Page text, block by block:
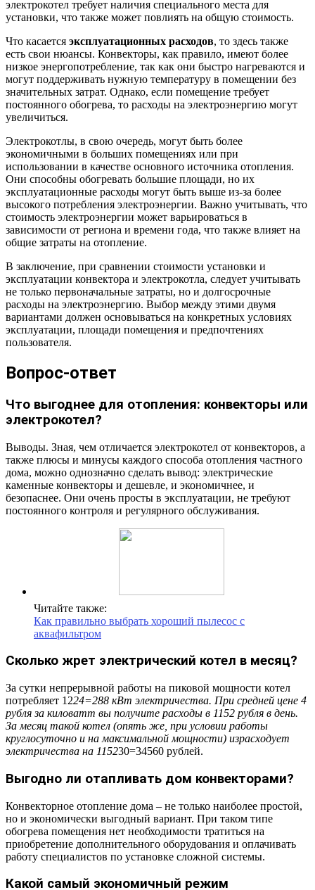
электрокотел требует наличия специального места для
установки, что также может повлиять на общую стоимость.
Что касается эксплуатационных расходов, то здесь также
есть свои нюансы. Конвекторы, как правило, имеют более
низкое энергопотребление, так как они быстро нагреваются и
могут поддерживать нужную температуру в помещении без
значительных затрат. Однако, если помещение требует
постоянного обогрева, то расходы на электроэнергию могут
увеличиться.
Электрокотлы, в свою очередь, могут быть более
экономичными в больших помещениях или при
использовании в качестве основного источника отопления.
Они способны обогревать большие площади, но их
эксплуатационные расходы могут быть выше из-за более
высокого потребления электроэнергии. Важно учитывать, что
стоимость электроэнергии может варьироваться в
зависимости от региона и времени года, что также влияет на
общие затраты на отопление.
В заключение, при сравнении стоимости установки и
эксплуатации конвектора и электрокотла, следует учитывать
не только первоначальные затраты, но и долгосрочные
расходы на электроэнергию. Выбор между этими двумя
вариантами должен основываться на конкретных условиях
эксплуатации, площади помещения и предпочтениях
пользователя.
Вопрос-ответ
Что выгоднее для отопления: конвекторы или
электрокотел?
Выводы. Зная, чем отличается электрокотел от конвекторов, а
также плюсы и минусы каждого способа отопления частного
дома, можно однозначно сделать вывод: электрические
каменные конвекторы и дешевле, и экономичнее, и
безопаснее. Они очень просты в эксплуатации, не требуют
постоянного контроля и регулярного обслуживания.
Читайте также:
Как правильно выбрать хороший пылесос с
аквафильтром
Сколько жрет электрический котел в месяц?
За сутки непрерывной работы на пиковой мощности котел
потребляет 1224=288 кВт электричества. При средней цене 4
рубля за киловатт вы получите расходы в 1152 рубля в день.
За месяц такой котел (опять же, при условии работы
круглосуточно и на максимальной мощности) израсходует
электричества на 115230=34560 рублей.
Выгодно ли отапливать дом конвекторами?
Конвекторное отопление дома – не только наиболее простой,
но и экономически выгодный вариант. При таком типе
обогрева помещения нет необходимости тратиться на
приобретение дополнительного оборудования и оплачивать
работу специалистов по установке сложной системы.
Какой самый экономичный режим